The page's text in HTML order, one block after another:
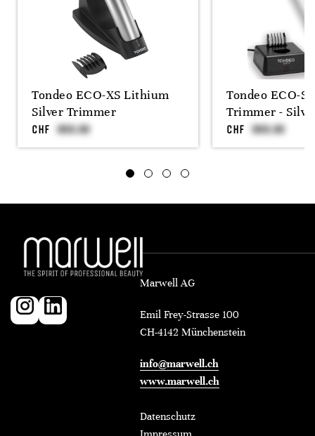
Tondeo ECO-XS Lithium
Silver Trimmer
CHF
Tondeo ECO-S
Trimmer -
CHF
Marwell AG
Emil Frey-Strasse 100
CH-4142 Münchenstein
info@marwell.ch
www.marwell.ch
Datenschutz